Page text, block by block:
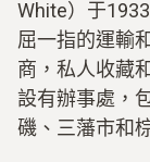
White）于
屈一指的運輸
商，私人收藏
設有辦事處，
磯、三藩市和